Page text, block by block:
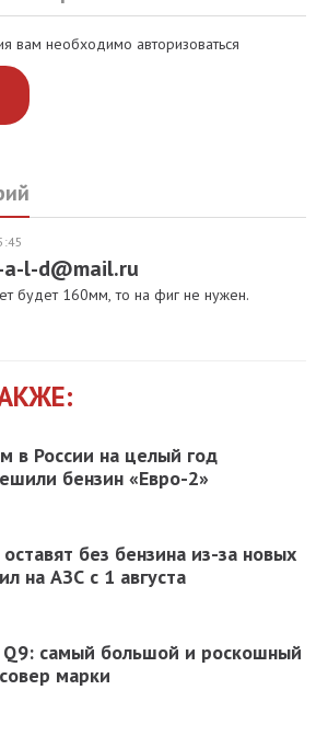
вам необходимо авторизоваться
l-d@mail.ru
будет 160мм, то на фиг не нужен.
в России на целый год
бензин «Евро-2»
оставят без бензина из-за новых
на АЗС с 1 августа
самый большой и роскошный
марки